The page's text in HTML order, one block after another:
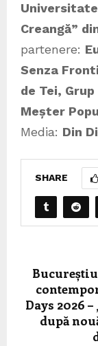
Creangă”
partenere:
Senza
de Tei,
Meșter
Media: Din
SHARE
Days 2026
după